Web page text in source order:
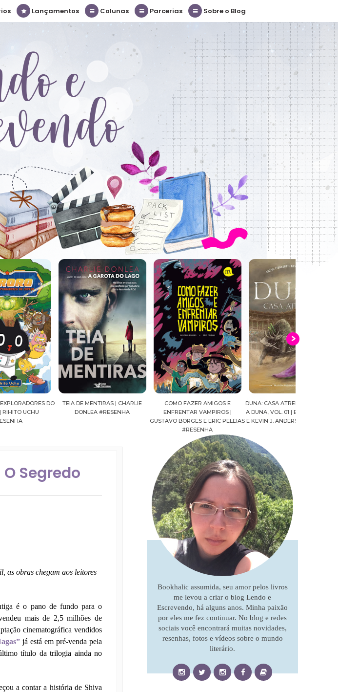
Lançamentos Colunas Parcerias Sobre o Blog
DO
TEIA DE MENTIRAS | CHARLIE
DONLEA #RESENHA
COMO FAZER AMIGOS E
ENFRENTAR VAMPIROS |
GUSTAVO BORGES E ERIC PELEIAS
DUNA: CASA ATREIDES | PRELÚDIO
A DUNA, VOL. 01 | BRIAN HERBERT
E KEVIN J. ANDERSON #RESENHA
Segredo
as obras chegam aos leitores
é o pano de fundo para o
mais de 2,5 milhões de
cinematográfica vendidos
já está em pré-venda pela
título da trilogia ainda no
a contar a história de Shiva
Bookhalic assumida, seu amor pelos livros
me levou a criar o blog Lendo e
Escrevendo, há alguns anos. Minha paixão
por eles me fez continuar. No blog e redes
sociais você encontrará muitas novidades,
resenhas, fotos e vídeos sobre o mundo
literário.